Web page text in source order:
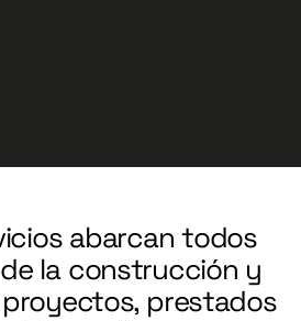
abarcan todos
la construcción y
prestados